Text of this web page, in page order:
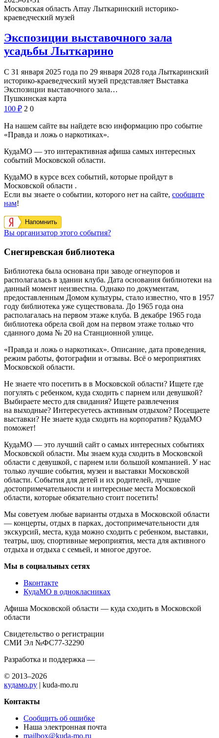
Московская область Array Лыткаринский историко-
краеведческий музей
Экспозиции выставочного зала
усадьбы Лыткарино
С 31 января 2025 года по 29 января 2028 года Лыткаринский
историко-краеведческий музей представляет Выставка
Экспозиции выставочного зала…
Пушкинская карта
100 ₽ 2 0
На нашем сайте вы найдете всю информацию про событие
«Правда и ложь о наркотиках».
КудаМО — это интерактивная афиша самых интересных
событий Московской области.
КудаМО в курсе всех событий, которые пройдут в
Московской области .
Если вы знаете о событии, которого нет на сайте, сообщите
нам!
Напомнить
Вы организатор этого события?
Снегиревская библиотека
Библиотека была основана при заводе огнеупоров и
располагалась в здании клуба. Дата основания библиотеки на
данный момент неизвестна. Однако по документам,
предоставленным Домом культуры, стало известно, что в 1957
году библиотека уже существовала. До 1965 года она
располагалась на первом этаже клуба. В декабре 1965 года
библиотека обрела свой дом на первом этаже только что
сданного дома № 20 на Станционной улице.
«Правда и ложь о наркотиках». Описание, дата проведения,
режим работы, фотографии и отзывы. Всё о мероприятиях
Московской области.
Не знаете что посетить в в Московской области? Ищете где
погулять с ребенком, куда сходить с парнем или девушкой?
Выбираете место для свидания? Ищете развлечения
на выходные? Интересуетесь активным отдыхом? Посещаете
выставки? Не знаете куда сходить на корпоратив? КудаМО
поможет!
КудаМО — это лучший сайт о самых интересных событиях
Московской области. Мы знаем куда сходить в Московской
области с девушкой, с парнем или большой компанией. У нас
только лучшие события, музеи и выставки Московской
области. События для детей и их родителей, лучшие
достопримечательности и интересные места Московской
области, которые обязательно стоит посетить!
Мы советуем любые варианты отдыха в Московской области
— концерты, отдых в парках, достопримечательности для
экскурсий, места, куда можно сходить с ребенком, выставки,
театры, шоу, спортивные мероприятия, места для активного
отдыха и отдыха с семьей, и многое другое.
Мы в социальных сетях
Вконтакте
КудаМО в однокласниках
Афиша Московской области — куда сходить в Московской
области
Свидетельство о регистрации
СМИ Эл №ФС77-32290
Разработка и поддержка —
© 2013–2026
кудамо.ру | kuda-mo.ru
Контакты
Сообщить об ошибке
Наша электронная почта
mailbox@kuda-mo.ru